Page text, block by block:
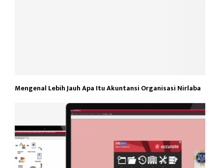
Mengenal Lebih Jauh Apa Itu Akuntansi Organisasi Nirlaba